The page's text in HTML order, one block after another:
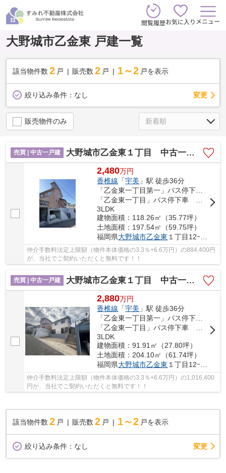
閲覧履歴お気に入り メニュー
大野城市乙金東 戸建一覧
該当物件数 2 戸 販売数 2 戸 1～2 戸を表示
絞り込み条件： なし 変更
販売物件のみ
売買 | 中古一戸建 大野城市乙金東１丁目 中古一戸建☆仲介手数料無料☆
2,480万円
香椎線 「宇美 」駅 徒歩36分
3LDK
建物面積：118.26㎡（35.77坪）
土地面積：197.54㎡（59.75坪）
福岡県大野城市乙金東 １丁目12ｰ26
仲介手数料法定上限額（物件本体価格の3.3％+6.6万円）の884,400円
が、当社でご契約いただくと無料です！！
売買 | 中古一戸建 大野城市乙金東１丁目 中古一戸建☆仲介手数料無料☆
2,880万円
香椎線 「宇美 」駅 徒歩36分
3LDK
建物面積：91.91㎡（27.80坪）
土地面積：204.10㎡（61.74坪）
福岡県大野城市乙金東 １丁目12ｰ25
仲介手数料法定上限額（物件本体価格の3.3％+6.6万円）の1,016,400
円が、当社でご契約いただくと無料です！！
該当物件数 2 戸 販売数 2 戸 1～2 戸を表示
絞り込み条件： なし 変更